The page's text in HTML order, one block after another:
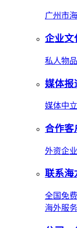
广州市
企业文
私人物
媒体报
媒体中
合作客
外资企
联系海
全国免
海外服